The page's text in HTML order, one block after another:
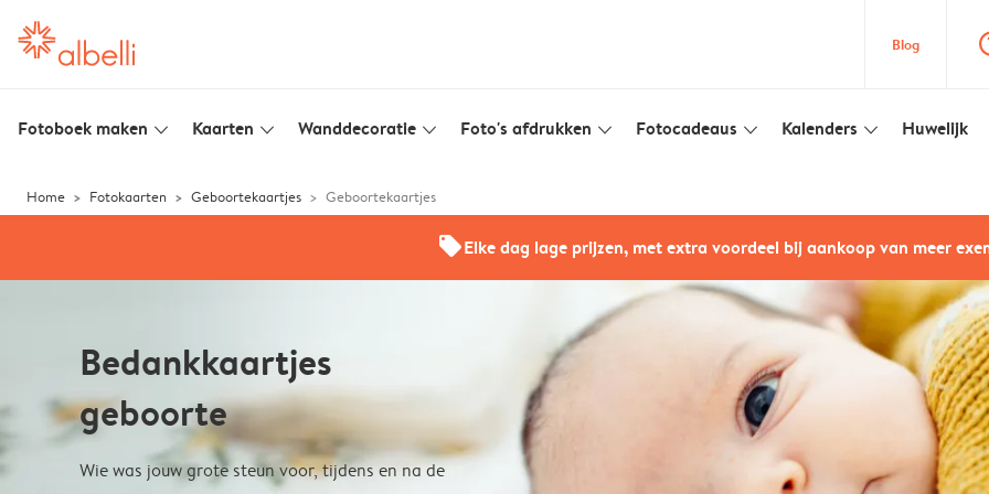
Blog
Fotoboek maken slim_arrow_down Kaarten slim_arrow_down Wanddecoratie slim_arrow_down Foto's afdrukken slim_arrow_down Fotocadeaus slim_arrow_down Kalenders slim_arrow_down Huwelijk
Home Fotokaarten Geboortekaartjes Geboortekaartjes
offersElke dag lage prijzen, met extra voordeel bij aankoop van meer
Bedankkaartjes
geboorte
Wie was jouw grote steun voor, tijdens en na de